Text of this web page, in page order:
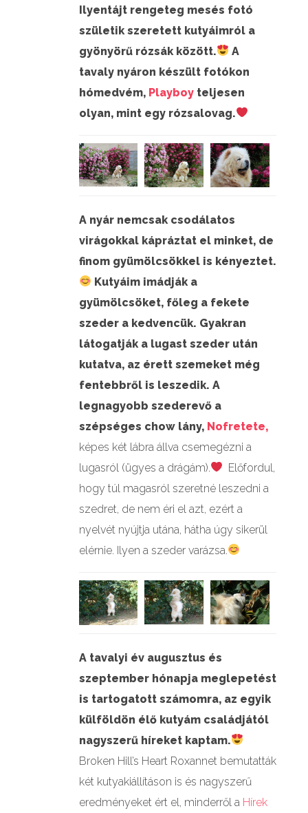
Ilyentájt rengeteg mesés fotó
születik szeretett kutyáimról a
gyönyörű rózsák között.
A
tavaly nyáron készült fotókon
hómedvém, Playboy teljesen
olyan, mint egy rózsalovag.
A nyár nemcsak csodálatos
virágokkal kápráztat el minket, de
finom gyümölcsökkel is kényeztet.
Kutyáim imádják a
gyümölcsöket, főleg a fekete
szeder a kedvencük. Gyakran
látogatják a lugast szeder után
kutatva, az érett szemeket még
fentebbről is leszedik. A
legnagyobb szederevő a
szépséges chow lány, Nofretete,
képes két lábra állva csemegézni a
lugasról (ügyes a drágám).
Előfordul,
hogy túl magasról szeretné leszedni a
szedret, de nem éri el azt, ezért a
nyelvét nyújtja utána, hátha úgy sikerül
elérnie. Ilyen a szeder varázsa.
A tavalyi év augusztus és
szeptember hónapja meglepetést
is tartogatott számomra, az egyik
külföldön élő kutyám családjától
nagyszerű híreket kaptam.
Broken Hill’s Heart Roxannet bemutatták
két kutyakiállításon is és nagyszerű
eredményeket ért el, minderről a Hírek